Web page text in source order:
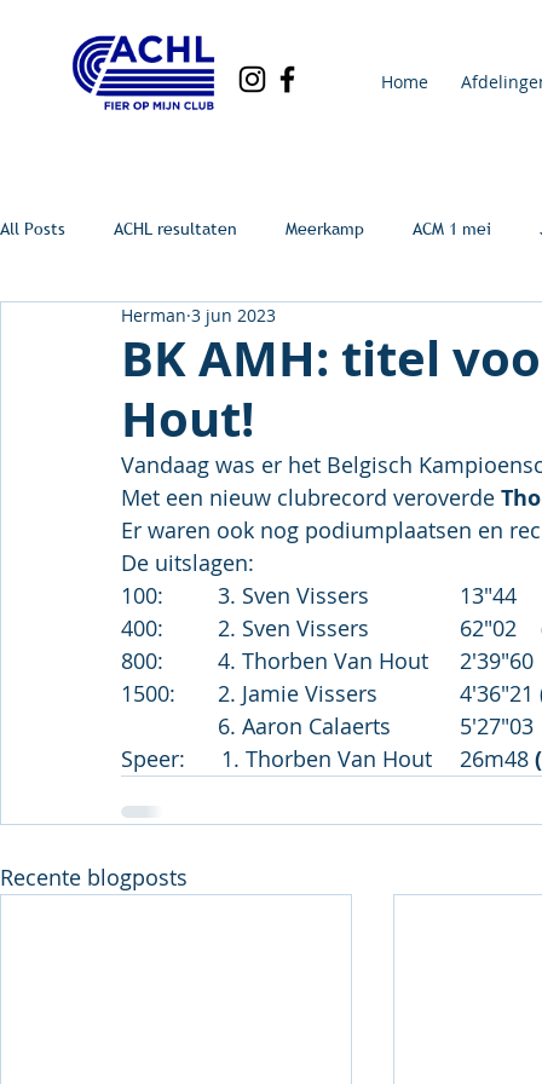
Home
All Posts ACHL resultaten Meerkamp ACM 1 mei
BK AMH: titel
Hout!
Herman 3 jun 2023
Vandaag was er het Belgisch
Met een nieuw clubrecord veroverde
Er waren ook nog podiumplaatsen en
De uitslagen:
100:		3. Sven Vissers		13"44
400:		2. Sven Vissers		62"02
800:		4. Thorben Van Hout	2'39"60
1500:	2. Jamie Vissers		4'36"21
		6. Aaron Calaerts		5'27"03
Speer:      1. Thorben Van Hout	26m48
Recente blogposts